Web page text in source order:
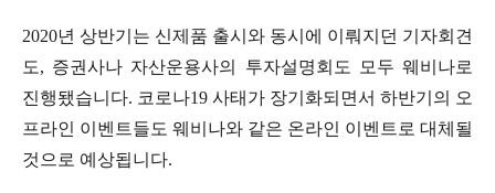
2020년 상반기는 신제품 출시와 동시에 이뤄지던 기자회견
도, 증권사나 자산운용사의 투자설명회도 모두 웨비나로
진행됐습니다. 코로나19 사태가 장기화되면서 하반기의 오
프라인 이벤트들도 웨비나와 같은 온라인 이벤트로 대체될
것으로 예상됩니다.